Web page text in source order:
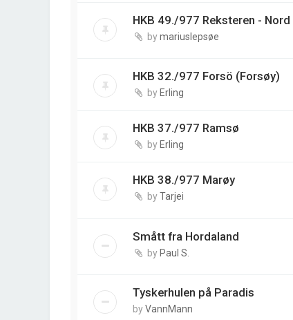
HKB 49./977 Reksteren -
bymariuslepsøe
HKB 32./977 Forsö (Forsøy)
by Erling
HKB 37./977 Ramsø
by Erling
HKB 38./977 Marøy
byTarjei
Smått fra Hordaland
byPaul S.
Tyskerhulen på Paradis
byVannMann